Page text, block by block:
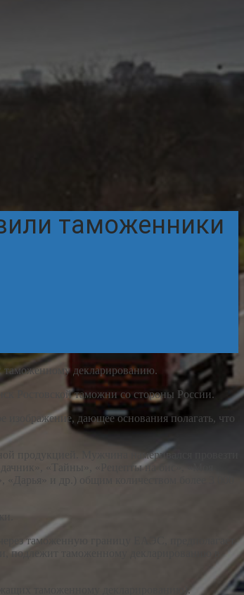
таможенники
декларированию.
Ростовской таможни со стороны России.
изображение, дающее основания полагать, что
продукцией. Мужчина намеривался провезти
«Тайны», «Рецепты на бис», «Моя
и др.) общим количеством более 3 000
таможенную границу ЕАЭС, предполагает
подлежит таможенному декларированию в
таможенному декларированию).